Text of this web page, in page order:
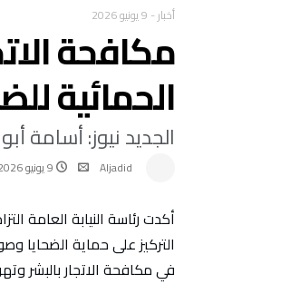
أخبار- 9 يونيو 2026
مكافحة
الحمائية للضحايا إلى
الجديد نيوز: أسامة
Aljadid 9 يونيو 2026
أكدت رئاسة النيابة العامة
التركيز على حماية الضحايا
في مكافحة الاتجار بالبشر وتهريب